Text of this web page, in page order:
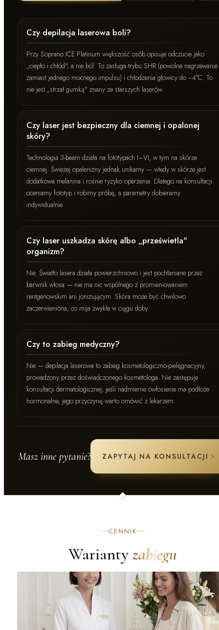
Czy depilacja laserowa boli?
Przy Soprano ICE Platinum większość osób opisuje odczucie jako
„ciepło i chłód", a nie ból. To zasługa trybu SHR (powolne nagrzewanie
zamiast jednego mocnego impulsu) i chłodzenia głowicy do −4°C. To
nie jest „strzał gumką" znany ze starszych laserów.
Czy laser jest bezpieczny dla ciemnej i opalonej
skóry?
Technologia 3-beam działa na fototypach I–VI, w tym na skórze
ciemnej. Świeżej opalenizny jednak unikamy — wtedy w skórze jest
dodatkowa melanina i rośnie ryzyko oparzenia. Dlatego na konsultacji
oceniamy fototyp i robimy próbę, a parametry dobieramy
indywidualnie.
Czy laser uszkadza skórę albo „prześwietla"
organizm?
Nie. Światło lasera działa powierzchniowo i jest pochłaniane przez
barwnik włosa — nie ma nic wspólnego z promieniowaniem
rentgenowskim ani jonizującym. Skóra może być chwilowo
zaczerwieniona, co mija zwykle w ciągu doby.
Czy to zabieg medyczny?
Nie — depilacja laserowa to zabieg kosmetologiczno-pielęgnacyjny,
prowadzony przez doświadczonego kosmetologa. Nie zastępuje
konsultacji dermatologicznej; jeśli nadmierne owłosienie ma podłoże
hormonalne, jego przyczynę warto omówić z lekarzem.
Masz inne pytanie? ZAPYTAJ NA KONSULTACJI
CENNIK
Wariantyzabiegu